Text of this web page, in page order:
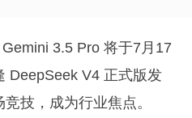
3.5 Pro 将于7月17
DeepSeek V4 正式版发
技，成为行业焦点。